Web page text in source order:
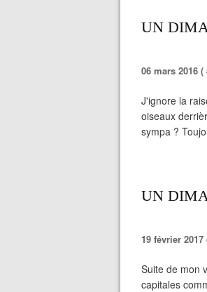
UN
06 mars 2016 (
J'ignore la
oiseaux
sympa ?
UN
19 février 2017
Suite de mon
capitales